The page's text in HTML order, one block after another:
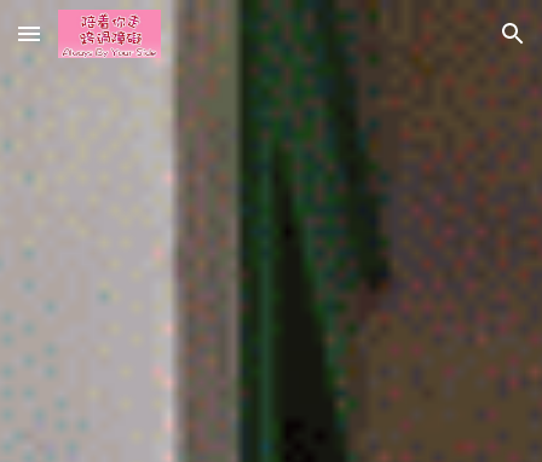
Skip to main content Skip to navigation